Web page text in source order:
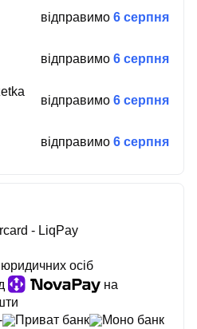
відправимо 6 серпня
відправимо 6 серпня
відправимо 6 серпня
відправимо 6 серпня
- LiqPay
осіб
на
Приват банк
Моно банк